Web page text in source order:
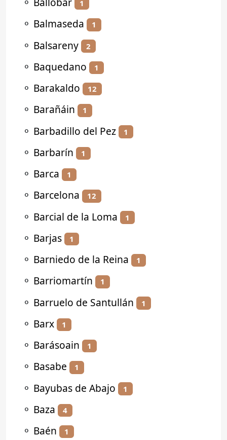
1
⚬ Balmaseda 1
⚬ Balsareny 2
⚬ Baquedano 1
⚬ Barakaldo 12
⚬ Barañáin 1
⚬ Barbadillo del Pez 1
⚬ Barbarín 1
⚬ Barca 1
⚬ Barcelona 12
⚬ Barcial de la Loma 1
⚬ Barjas 1
⚬ Barniedo de la Reina 1
⚬ Barriomartín 1
⚬ Barruelo de Santullán 1
⚬ Barx 1
⚬ Barásoain 1
⚬ Basabe 1
⚬ Bayubas de Abajo 1
⚬ Baza 4
⚬ Baén 1